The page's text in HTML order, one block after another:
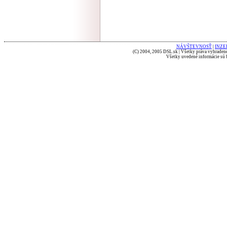
NÁVŠTEVNOSŤ
(C) 2004, 2005 DSL.sk | Všetky práva
Všetky uvedené informácie sú